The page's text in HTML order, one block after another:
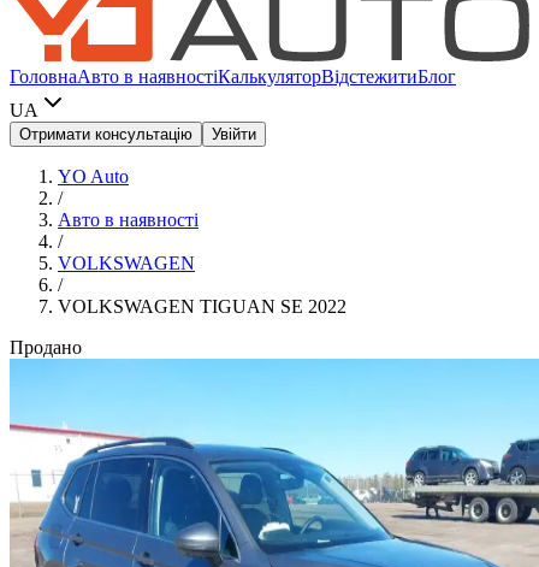
ГоловнаАвто в наявностіКалькуляторВідстежитиБлог
UA
Отримати консультацію Увійти
YO Auto
/
Авто в наявності
/
VOLKSWAGEN
/
VOLKSWAGEN TIGUAN SE 2022
Продано